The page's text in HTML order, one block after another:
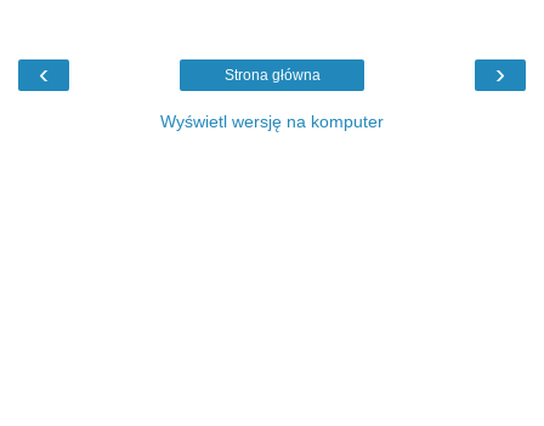
‹ ›
Strona główna
Wyświetl wersję na komputer